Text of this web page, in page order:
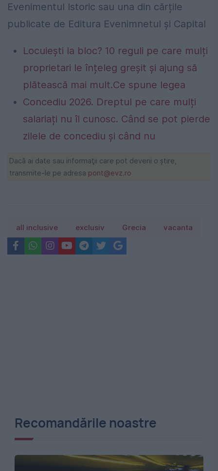
Evenimentul Istoric sau una din cărțile
publicate de Editura Evenimnetul și Capital
Locuiești la bloc? 10 reguli pe care mulți
proprietari le înțeleg greșit și ajung să
plătească mai mult.Ce spune legea
Concediu 2026. Dreptul pe care mulți
salariați nu îl cunosc. Când se pot pierde
zilele de concediu și când nu
Dacă ai date sau informaţii care pot deveni o ştire,
transmite-le pe adresa pont@evz.ro
all inclusive exclusiv Grecia vacanta
Recomandările noastre